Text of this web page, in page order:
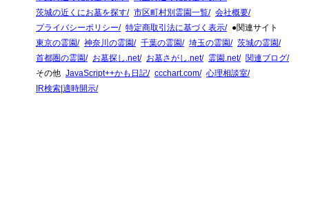
茨城の近くにお墓を探す
市区町村別霊園一覧
会社概要
プライバシーポリシー
特定商取引法に基づく表示
●関連サイト
東京の霊園
神奈川の霊園 千葉の霊園 埼玉の霊園
茨城の霊園
首都圏の霊園
お墓探し.net お墓さがし.net 霊園.net
関連ブログ
その他 JavaScript++かも日記 ccchart.com
心理相談室
IR検索|適時開示